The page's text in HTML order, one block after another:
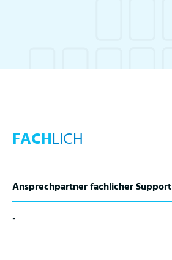
FACHLICH
Ansprechpartner fachlicher Support
-